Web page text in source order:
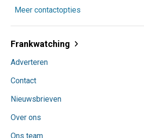
Meer contactopties
Frankwatching
Adverteren
Contact
Nieuwsbrieven
Over ons
Ons team